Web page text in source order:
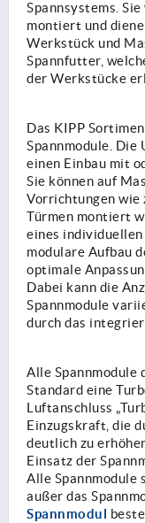
Spannsystems.
montiert und
Werkstück und
Spannfutter,
der Werkstücke
Das KIPP
Spannmodule. Die
einen Einbau mit
Sie können auf
Vorrichtungen wie
Türmen montiert
eines
modulare Aufbau
optimale
Dabei kann die
Spannmodule
durch das
Alle Spannmodule
Standard eine
Luftanschluss
Einzugskraft, die
deutlich zu
Einsatz der
Alle Spannmodule
außer das
Spannmodul